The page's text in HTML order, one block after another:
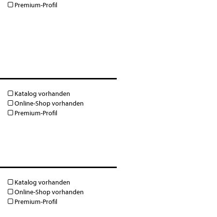
Premium-Profil
Katalog vorhanden
Online-Shop vorhanden
Premium-Profil
Katalog vorhanden
Online-Shop vorhanden
Premium-Profil